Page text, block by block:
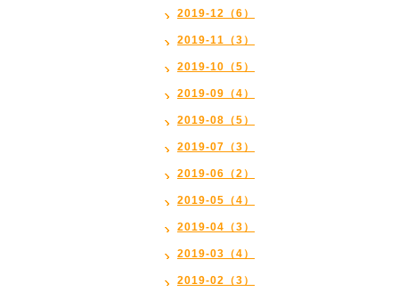
2019-12（6）
2019-11（3）
2019-10（5）
2019-09（4）
2019-08（5）
2019-07（3）
2019-06（2）
2019-05（4）
2019-04（3）
2019-03（4）
2019-02（3）